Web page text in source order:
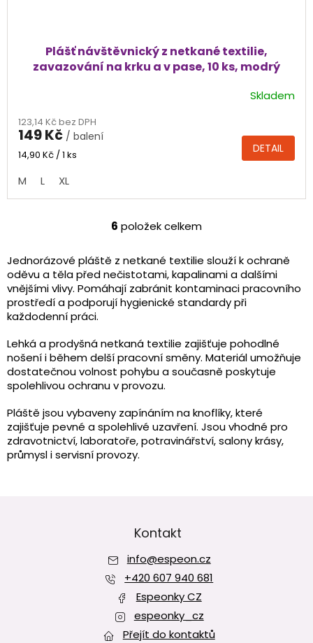
Plášť návštěvnický z netkané textilie,
zavazování na krku a v pase, 10 ks, modrý
produktu
je
5,0
5
hvězdiček.
Skladem
123,14 Kč bez DPH
149 Kč / balení
Měrná
14,90 Kč / 1 ks DETAIL
M L XL
O
l
á
d
a
c
p
r
v
k
y
v
ý
p
i
6 položek celkem
Jednorázové pláště z netkané textilie slouží k ochraně
oděvu a těla před nečistotami, kapalinami a dalšími
vnějšími vlivy. Pomáhají zabránit kontaminaci pracovního
prostředí a podporují hygienické standardy při
každodenní práci.
Lehká a prodyšná netkaná textilie zajišťuje pohodlné
nošení i během delší pracovní směny. Materiál umožňuje
dostatečnou volnost pohybu a současně poskytuje
spolehlivou ochranu v provozu.
Pláště jsou vybaveny zapínáním na knoflíky, které
zajišťuje pevné a spolehlivé uzavření. Jsou vhodné pro
zdravotnictví, laboratoře, potravinářství, salony krásy,
průmysl i servisní provozy.
Kontakt
info@espeon.cz
+420 607 940 681
Espeonky CZ
espeonky_cz
Přejít do kontaktů